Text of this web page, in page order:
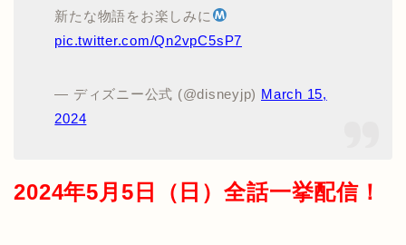
新たな物語をお楽しみに
pic.twitter.com/Qn2vpC5sP7
— ディズニー公式 (@disneyjp) March 15,
2024
2024年5月5日（日）全話一挙配信！